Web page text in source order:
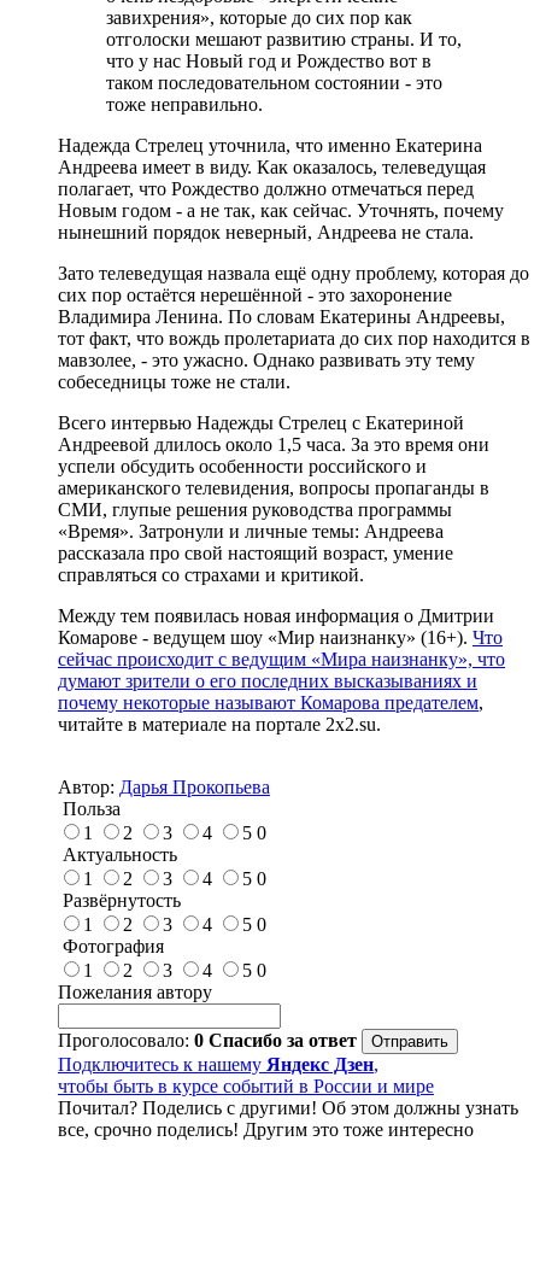
завихрения», которые до сих пор как
отголоски мешают развитию страны. И то,
что у нас Новый год и Рождество вот в
таком последовательном состоянии - это
тоже неправильно.
Надежда Стрелец уточнила, что именно Екатерина
Андреева имеет в виду. Как оказалось, телеведущая
полагает, что Рождество должно отмечаться перед
Новым годом - а не так, как сейчас. Уточнять, почему
нынешний порядок неверный, Андреева не стала.
Зато телеведущая назвала ещё одну проблему, которая до
сих пор остаётся нерешённой - это захоронение
Владимира Ленина. По словам Екатерины Андреевы,
тот факт, что вождь пролетариата до сих пор находится в
мавзолее, - это ужасно. Однако развивать эту тему
собеседницы тоже не стали.
Всего интервью Надежды Стрелец с Екатериной
Андреевой длилось около 1,5 часа. За это время они
успели обсудить особенности российского и
американского телевидения, вопросы пропаганды в
СМИ, глупые решения руководства программы
«Время». Затронули и личные темы: Андреева
рассказала про свой настоящий возраст, умение
справляться со страхами и критикой.
Между тем появилась новая информация о Дмитрии
Комарове - ведущем шоу «Мир наизнанку» (16+). Что
сейчас происходит с ведущим «Мира наизнанку», что
думают зрители о его последних высказываниях и
почему некоторые называют Комарова предателем,
читайте в материале на портале 2x2.su.
Автор: Дарья Прокопьева
Польза
1
2 3 4 5 0
Актуальность
1
2 3 4 5 0
Развёрнутость
1
2 3 4 5 0
Фотография
1
2 3 4 5 0
Пожелания автору
Проголосовало: 0 Спасибо за ответ
Подключитесь к нашему Яндекс Дзен,
чтобы быть в курсе событий в России и мире
Почитал? Поделись с другими! Об этом должны узнать
все, срочно поделись! Другим это тоже интересно